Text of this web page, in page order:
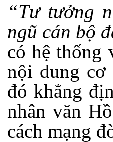
“Tư tưởng
ngũ cán bộ
có hệ thống
nội dung cơ
đó khẳng
nhân văn
cách mạng